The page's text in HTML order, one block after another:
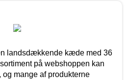
landsdækkende kæde med 36
på webshoppen kan
og mange af produkterne